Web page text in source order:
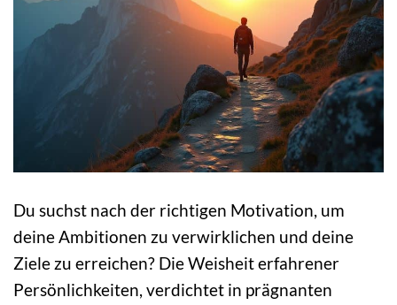
Du suchst nach der richtigen Motivation, um
deine Ambitionen zu verwirklichen und deine
Ziele zu erreichen? Die Weisheit erfahrener
Persönlichkeiten, verdichtet in prägnanten